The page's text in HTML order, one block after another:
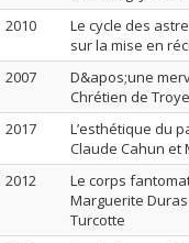
2010
Le cycle des
sur la mise en
2007
D&apos;une
Chrétien de
2017
L’esthétique du
Claude Cahun et
2012
Le corps
Marguerite
Turcotte